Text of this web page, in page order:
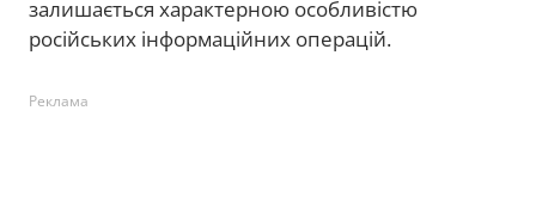
залишається характерною особливістю
російських інформаційних операцій.
Реклама